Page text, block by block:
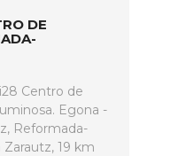
DE
Centro de
Egona -
Reformada-
19 km